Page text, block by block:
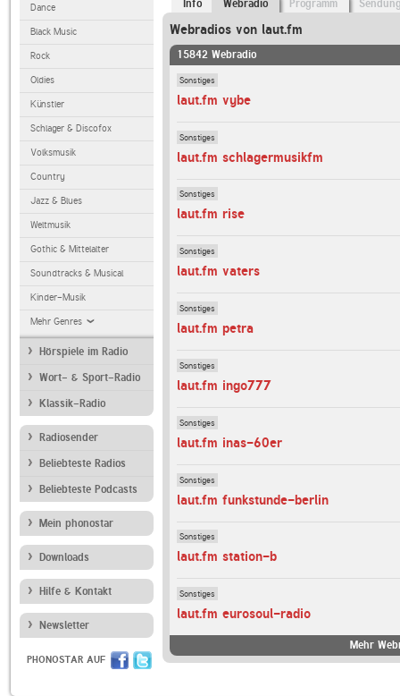
Dance
Black Music
Rock
Oldies
Künstler
Schlager & Discofox
Volksmusik
Country
Jazz & Blues
Weltmusik
Gothic & Mittelalter
Soundtracks & Musical
Kinder-Musik
Mehr Genres
Hörspiele im Radio
Wort- & Sport-Radio
Klassik-Radio
Radiosender
Beliebteste Radios
Beliebteste Podcasts
Mein phonostar
Downloads
Hilfe & Kontakt
Newsletter
PHONOSTAR AUF
Info Webradio Programm
Webradios von laut.fm
15842 Webradio
Sonstiges
laut.fm vybe
Sonstiges
laut.fm schlagermusikfm
Sonstiges
laut.fm rise
Sonstiges
laut.fm vaters
Sonstiges
laut.fm petra
Sonstiges
laut.fm ingo777
Sonstiges
laut.fm inas-60er
Sonstiges
laut.fm funkstunde-berlin
Sonstiges
laut.fm station-b
Sonstiges
laut.fm eurosoul-radio
Mehr